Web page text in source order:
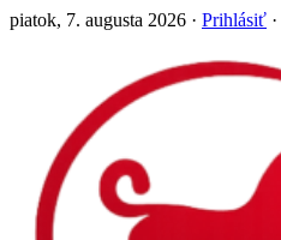
piatok, 7. augusta 2026 · Prihlásiť ·